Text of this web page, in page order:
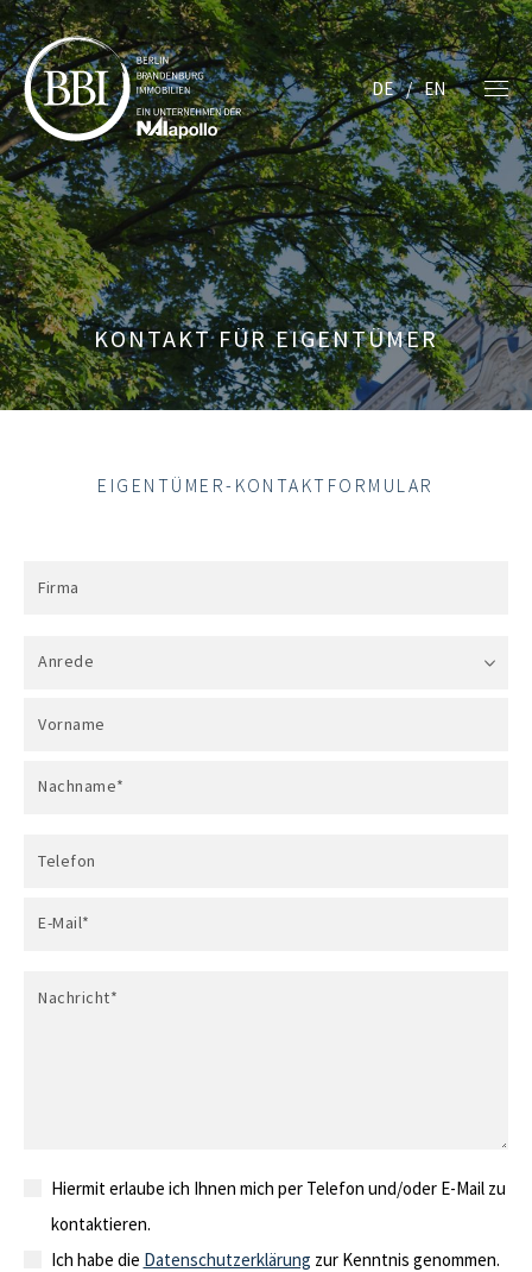
DE EN
KONTAKT FÜR EIGENTÜMER
EIGENTÜMER-KONTAKTFORMULAR
Firma
Anrede
Vorname
Nachname*
Telefon
E-Mail*
Nachricht*
Hiermit erlaube ich Ihnen mich per Telefon und/oder E-Mail zu
kontaktieren.
Ich habe die Datenschutzerklärung zur Kenntnis genommen.